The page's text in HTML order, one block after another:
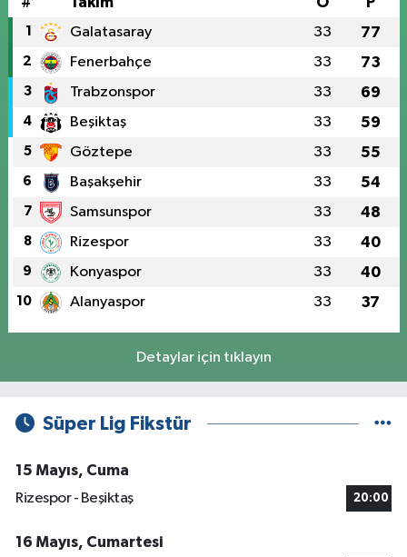
1 Galatasaray 33 77
2 Fenerbahçe 33 73
3 Trabzonspor 33 69
4 Beşiktaş 33 59
5 Göztepe 33 55
6 Başakşehir 33 54
7 Samsunspor 33 48
8 Rizespor 33 40
9 Konyaspor 33 40
10 Alanyaspor 33 37
Detaylar için tıklayın
Süper Lig Fikstür
15 Mayıs, Cuma
Rizespor - Beşiktaş
20:00
16 Mayıs, Cumartesi